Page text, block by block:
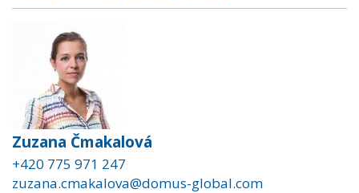
Zuzana Čmakalová
+420 775 971 247
zuzana.cmakalova@domus-global.com